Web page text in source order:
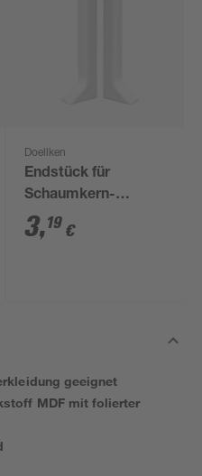
Doellken
Endstück für
Schaumkern-
Sockelleiste 'System
9' weiß, 2 Stück
3,19 €
geeignet
MDF mit folierter